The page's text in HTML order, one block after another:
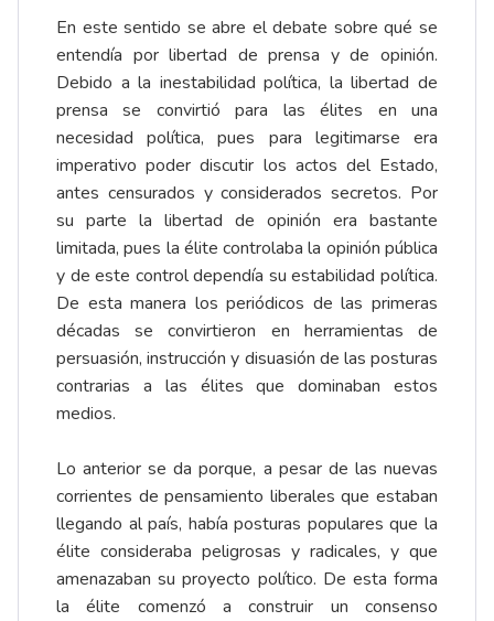
En este sentido se abre el debate sobre qué se
entendía por libertad de prensa y de opinión.
Debido a la inestabilidad política, la libertad de
prensa se convirtió para las élites en una
necesidad política, pues para legitimarse era
imperativo poder discutir los actos del Estado,
antes censurados y considerados secretos. Por
su parte la libertad de opinión era bastante
limitada, pues la élite controlaba la opinión pública
y de este control dependía su estabilidad política.
De esta manera los periódicos de las primeras
décadas se convirtieron en herramientas de
persuasión, instrucción y disuasión de las posturas
contrarias a las élites que dominaban estos
medios.
Lo anterior se da porque, a pesar de las nuevas
corrientes de pensamiento liberales que estaban
llegando al país, había posturas populares que la
élite consideraba peligrosas y radicales, y que
amenazaban su proyecto político. De esta forma
la élite comenzó a construir un consenso